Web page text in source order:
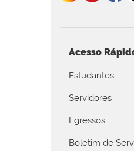
Acesso
Estudantes
Servidores
Egressos
Boletim de